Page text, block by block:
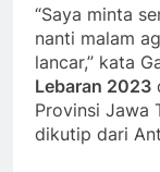
“Saya minta
nanti malam
lancar,” kata
Lebaran 2023
Provinsi Jawa
dikutip dari